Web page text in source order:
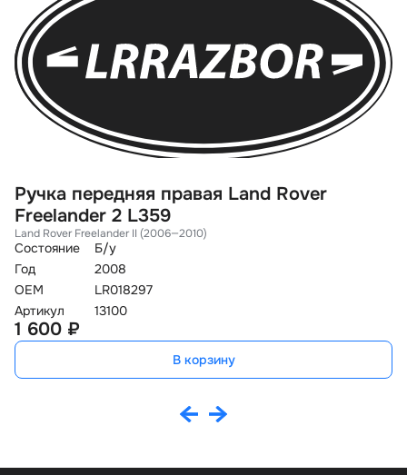
Ручка передняя правая Land Rover
Freelander 2 L359
Land Rover Freelander II (2006—2010)
Состояние
Б/у
Год
2008
OEM
LR018297
Артикул
13100
1 600 ₽
В корзину